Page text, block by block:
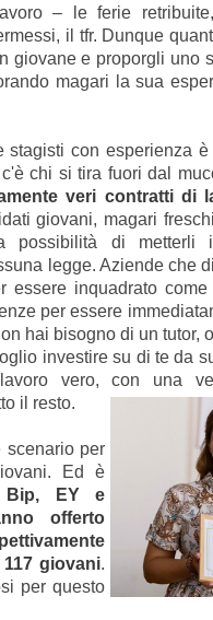
– le ferie
il tfr. Dunque
giovane e proporgli uno
magari la sua
stagisti con esperienza è
chi si tira fuori dal
veri contratti di
giovani, magari
possibilità di metterli
legge. Aziende che
essere inquadrato
per essere
hai bisogno di un tutor,
investire su di te da
vero, con una
il resto.
scenario per
Ed è
Bip, EY e
offerto
giovani.
per questo